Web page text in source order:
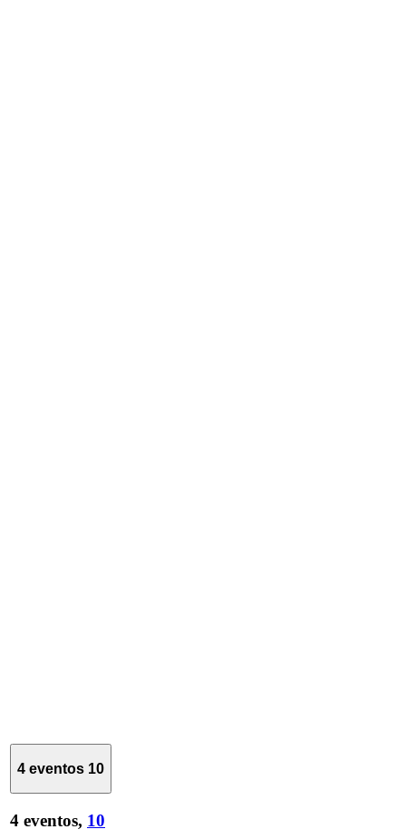
4 eventos 10
4 eventos, 10